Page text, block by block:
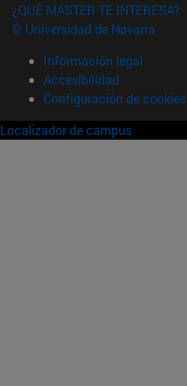
¿QUÉ MÁSTER TE INTERESA?
© Universidad de Navarra
Información legal
Accesibilidad
Configuración de cookies
Localizador de campus